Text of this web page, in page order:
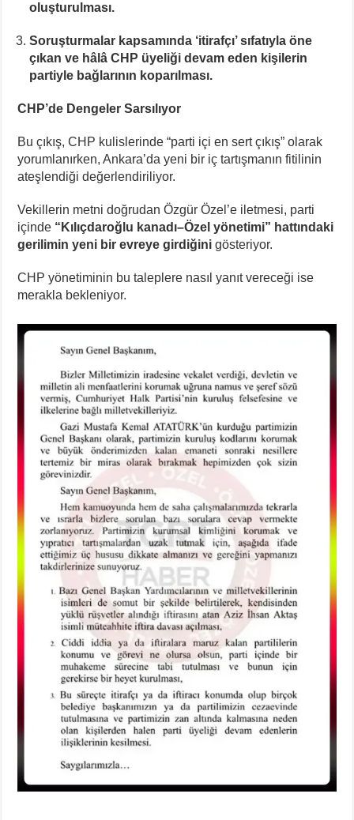
oluşturulması.
Soruşturmalar kapsamında ‘itirafçı’ sıfatıyla öne
çıkan ve hâlâ CHP üyeliği devam eden kişilerin
partiyle bağlarının koparılması.
CHP’de Dengeler Sarsılıyor
Bu çıkış, CHP kulislerinde “parti içi en sert çıkış” olarak
yorumlanırken, Ankara’da yeni bir iç tartışmanın fitilinin
ateşlendiği değerlendiriliyor.
Vekillerin metni doğrudan Özgür Özel’e iletmesi, parti
içinde “Kılıçdaroğlu kanadı–Özel yönetimi” hattındaki
gerilimin yeni bir evreye girdiğini gösteriyor.
CHP yönetiminin bu taleplere nasıl yanıt vereceği ise
merakla bekleniyor.